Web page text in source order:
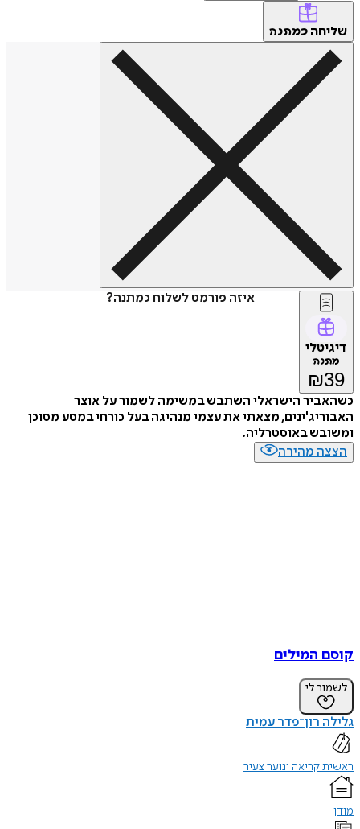
שליחה כמתנה
איזה פורמט לשלוח כמתנה?
דיגיטלי
מתנה
₪39
כשהאביר הישראלי השתבש במשימה לשמור על אוצר
האבוריג'ינים, מצאתי את עצמי מנהיגה בעל כורחי במסע מסוכן
ומשובש באוסטרליה.
הצצה מהירה
קוסם המילים
לשמור לי
גלילה רון־פדר עמית
ראשית קריאה ונוער צעיר
מודן